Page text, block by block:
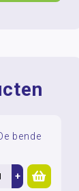
bende
+